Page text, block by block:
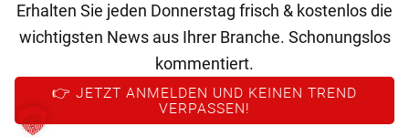
+43 (1) 522 14 14
office@mgmedien.at
Kontakt
AGB
Erhalten Sie jeden Donnerstag frisch & kostenlos die
wichtigsten News aus Ihrer Branche. Schonungslos
kommentiert.
👉 JETZT ANMELDEN UND KEINEN TREND
VERPASSEN!